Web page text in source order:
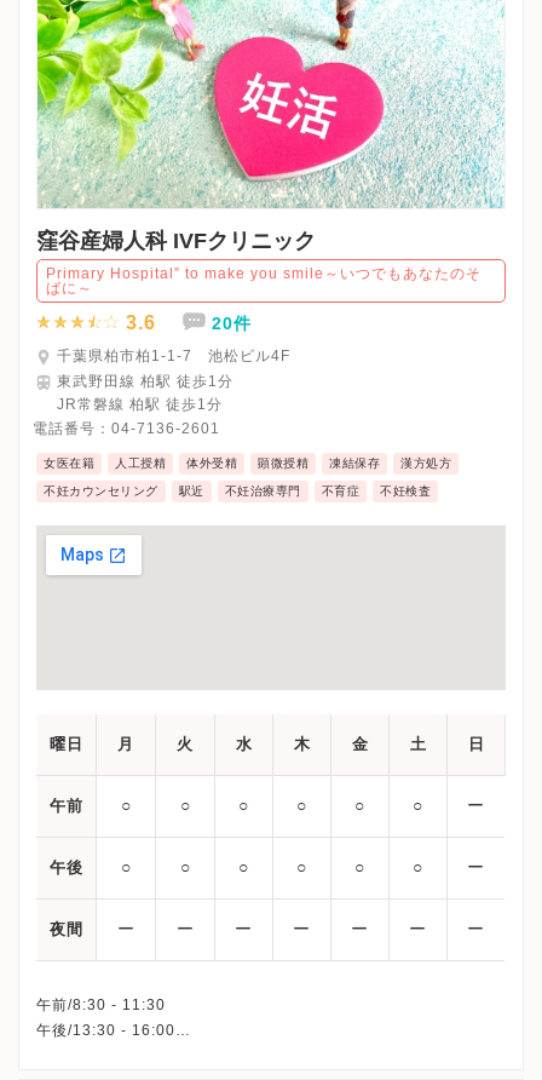
窪谷産婦人科 IVFクリニック
Primary Hospital” to make you smile～いつでもあなたのそ
ばに～
3.6 20件
千葉県柏市柏1-1-7 池松ビル4F
東武野田線 柏駅 徒歩1分
JR常磐線 柏駅 徒歩1分
電話番号： 04-7136-2601
女医在籍 人工授精 体外受精 顕微授精 凍結保存 漢方処方
不妊カウンセリング 駅近 不妊治療専門 不育症 不妊検査
曜日 月 火 水 木 金 土 日
午前 ○ ○ ○ ○ ○ ○ ー
午後 ○ ○ ○ ○ ○ ○ ー
夜間 ー ー ー ー ー ー ー
午前/8:30 - 11:30
午後/13:30 - 16:00